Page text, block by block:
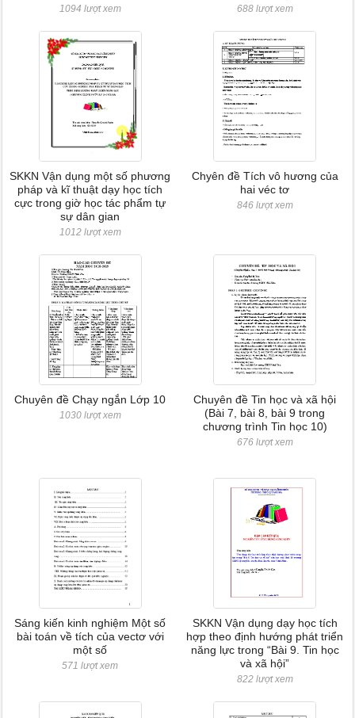
1094 lượt xem 688 lượt xem
SKKN Vận dụng một số phương
pháp và kĩ thuật dạy học tích
cực trong giờ học tác phẩm tự
sự dân gian
1012 lượt xem
Chyên đề Tích vô hương của
hai véc tơ
846 lượt xem
Chuyên đề Chạy ngắn Lớp 10
1030 lượt xem
Chuyên đề Tin học và xã hội
(Bài 7, bài 8, bài 9 trong
chương trình Tin học 10)
676 lượt xem
Sáng kiến kinh nghiệm Một số
bài toán về tích của vectơ với
một số
571 lượt xem
SKKN Vận dụng dạy học tích
hợp theo định hướng phát triển
năng lực trong “Bài 9. Tin học
và xã hội”
822 lượt xem